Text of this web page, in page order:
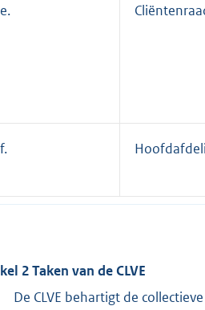
e.
f.
2 Taken van de CLVE
De CLVE behartigt de